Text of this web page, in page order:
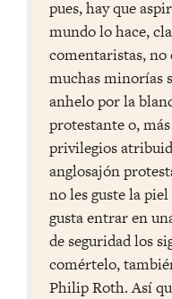
pues, hay que
mundo lo hace,
comentaristas,
muchas minorías
anhelo por la
protestante o,
privilegios
anglosajón
no les guste la
gusta entrar en
de seguridad los
comértelo,
Philip Roth. Así